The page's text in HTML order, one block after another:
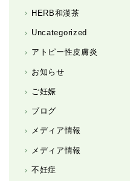
HERB和漢茶
Uncategorized
アトピー性皮膚炎
お知らせ
ご妊娠
ブログ
メディア情報
メディア情報
不妊症